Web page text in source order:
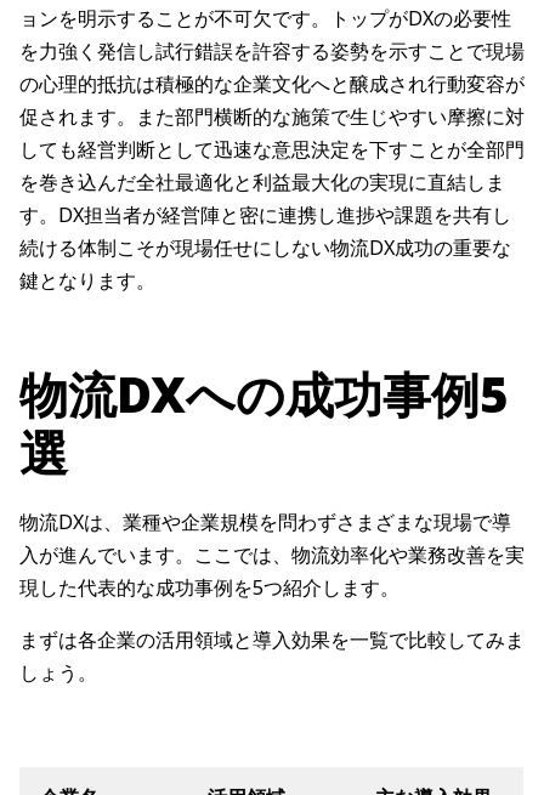
ョンを明示することが不可欠です。トップがDXの必要性
を力強く発信し試行錯誤を許容する姿勢を示すことで現場
の心理的抵抗は積極的な企業文化へと醸成され行動変容が
促されます。また部門横断的な施策で生じやすい摩擦に対
しても経営判断として迅速な意思決定を下すことが全部門
を巻き込んだ全社最適化と利益最大化の実現に直結しま
す。DX担当者が経営陣と密に連携し進捗や課題を共有し
続ける体制こそが現場任せにしない物流DX成功の重要な
鍵となります。
物流DXへの成功事例5
選
物流DXは、業種や企業規模を問わずさまざまな現場で導
入が進んでいます。ここでは、物流効率化や業務改善を実
現した代表的な成功事例を5つ紹介します。
まずは各企業の活用領域と導入効果を一覧で比較してみま
しょう。